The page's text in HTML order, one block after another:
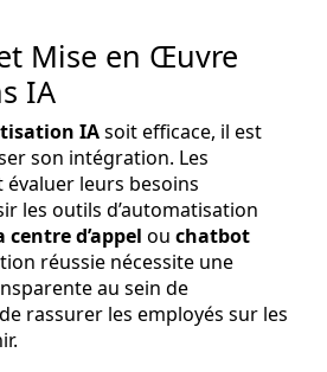
Mise en Œuvre
IA
IAsoit efficace, il est
son intégration. Les
leurs besoins
les outils d’automatisation
centre d’appel ou chatbot
réussie nécessite une
au sein de
rassurer les employés sur les